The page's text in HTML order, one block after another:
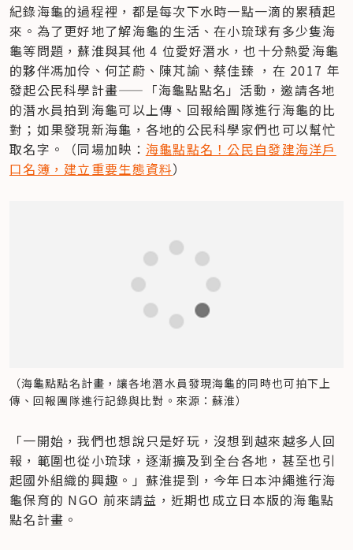
紀錄海龜的過程裡，都是每次下水時一點一滴的累積起
來。為了更好地了解海龜的生活、在小琉球有多少隻海
龜等問題，蘇淮與其他 4 位愛好潛水，也十分熱愛海龜
的夥伴馮加伶、何芷蔚、陳芃諭、蔡佳臻 ，在 2017 年
發起公民科學計畫——「海龜點點名」活動，邀請各地
的潛水員拍到海龜可以上傳、回報給團隊進行海龜的比
對；如果發現新海龜，各地的公民科學家們也可以幫忙
取名字。（同場加映： 海龜點點名！公民自發建海洋戶
口名簿，建立重要生態資料）
（海龜點點名計畫，讓各地潛水員發現海龜的同時也可拍下上
傳、回報團隊進行記錄與比對。來源：蘇淮）
「一開始，我們也想說只是好玩，沒想到越來越多人回
報，範圍也從小琉球，逐漸擴及到全台各地，甚至也引
起國外組織的興趣。」蘇淮提到，今年日本沖繩進行海
龜保育的 NGO 前來請益，近期也成立日本版的海龜點
點名計畫。